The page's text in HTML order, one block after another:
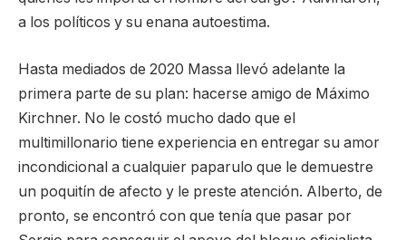
a los políticos y su enana autoestima.
Hasta mediados de 2020 Massa llevó adelante la
primera parte de su plan: hacerse amigo de Máximo
Kirchner. No le costó mucho dado que el
multimillonario tiene experiencia en entregar su amor
incondicional a cualquier paparulo que le demuestre
un poquitín de afecto y le preste atención. Alberto, de
pronto, se encontró con que tenía que pasar por